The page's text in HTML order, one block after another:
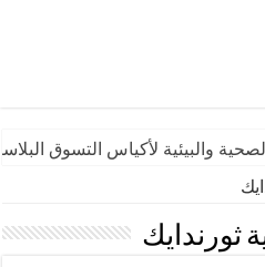
والبيئية لأكياس التسوق
ثورندايك